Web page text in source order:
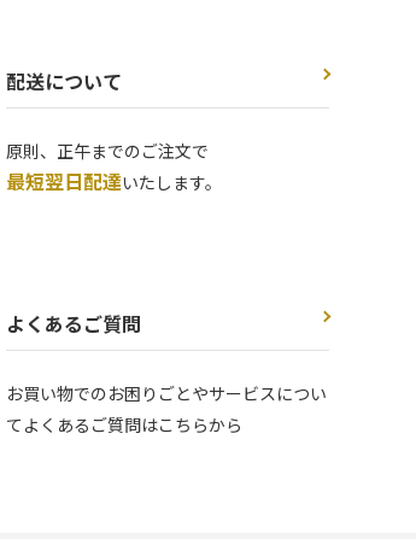
配送について
原則、正午までのご注文で
最短翌日配達いたします。
よくあるご質問
お買い物でのお困りごとやサービスについ
てよくあるご質問はこちらから